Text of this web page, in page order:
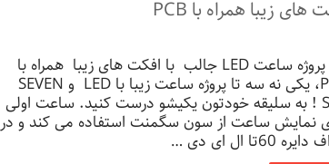
سه پروژه ساعت LED جالب با افکت های زیبا همراه با
PCB، یکی نه سه تا پروژه ساعت زیبا با LED و SEVEN
SEG ! به سلیقه خودتون یکیشو درست کنید. ساعت اولی
نمایش ساعت از سون سگمنت استفاده می کند و در
60تا ال ای دی …